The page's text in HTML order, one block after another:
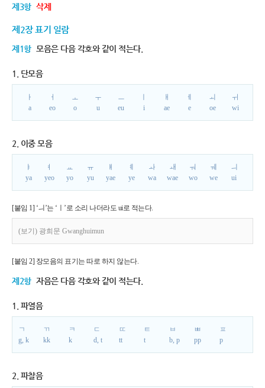
제3항 삭제
제2장 표기 일람
제1항 모음은 다음 각호와 같이 적는다.
1. 단모음
ㅏ
a
ㅓ
eo
ㅗ
o
ㅜ
u
ㅡ
eu
i
ㅐ
ae
ㅔ
e
ㅚ
oe
ㅟ
wi
2. 이중 모음
ㅑ
ya
ㅕ
yeo
ㅛ
yo
ㅠ
yu
ㅒ
yae
ㅖ
ye
ㅘ
wa
ㅙ
wae
ㅝ
wo
ㅞ
we
ㅢ
ui
[붙임 1] ‘ㅢ’는 ‘ㅣ’로 소리 나더라도 ui로 적는다.
(보기) 광희문 Gwanghuimun
[붙임 2] 장모음의 표기는 따로 하지 않는다.
제2항 자음은 다음 각호와 같이 적는다.
1. 파열음
ㄱ
g, k
ㄲ
kk
ㅋ
k
ㄷ
d, t
ㄸ
tt
ㅌ
t
ㅂ
b, p
ㅃ
pp
ㅍ
p
2. 파찰음